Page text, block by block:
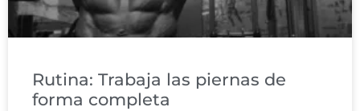
Rutina: Trabaja las piernas de
forma completa